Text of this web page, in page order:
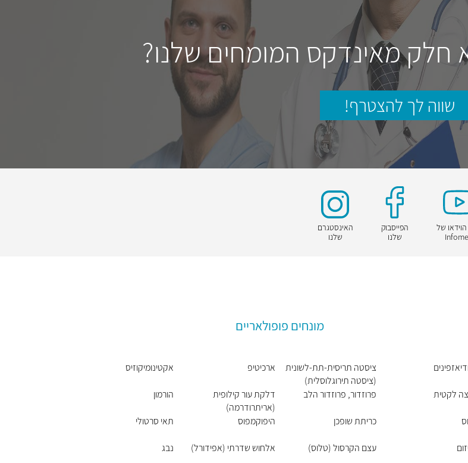
חלק מאינדקס המומחים שלנו?
שווה לך להצטרף!
של
הפייסבוק
שלנו
האינסטגרם
שלנו
מונחים פופולאריים
לקטית
ציסטה תריסית-תת-לשונית
(ציסטה תירוגלוסלית)
פרוזדור, פרוזדור הלב
כריתת שופכן
עצם הקרסול (טלוס)
ארכיטיפ
דלקת עור קילופית
(אריתרודרמה)
היפוקמפוס
אלחוש שדרתי (אפידורל)
אקטינומיקוזיס
הורמון
תאי סרטולי
נבג